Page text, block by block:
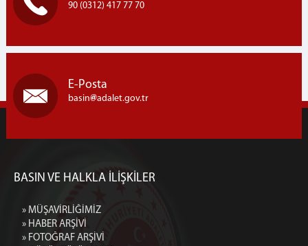
90 (0312) 417 77 70
E-Posta
basin adalet.gov.tr
BASIN VE HALKLA İLİŞKİLER
» MÜŞAVİRLİĞİMİZ
» HABER ARŞİVİ
» FOTOĞRAF ARŞİVİ